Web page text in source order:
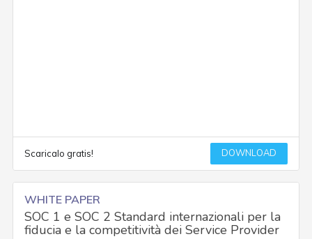
Scaricalo gratis! DOWNLOAD
WHITE PAPER
SOC 1 e SOC 2 Standard internazionali per la
fiducia e la competitività dei Service Provider